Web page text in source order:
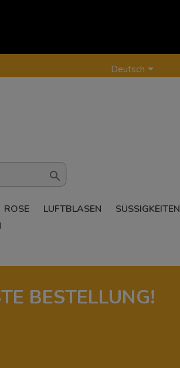
Deutsch

ROSE LUFTBLASEN SÜSSIGKEITEN
BESTELLUNG!